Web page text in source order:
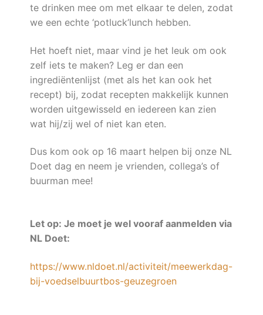
te drinken mee om met elkaar te delen, zodat
we een echte ‘potluck’lunch hebben.
Het hoeft niet, maar vind je het leuk om ook
zelf iets te maken? Leg er dan een
ingrediëntenlijst (met als het kan ook het
recept) bij, zodat recepten makkelijk kunnen
worden uitgewisseld en iedereen kan zien
wat hij/zij wel of niet kan eten.
Dus kom ook op 16 maart helpen bij onze NL
Doet dag en neem je vrienden, collega’s of
buurman mee!
Let op: Je moet je wel vooraf aanmelden via
NL Doet:
https://www.nldoet.nl/activiteit/meewerkdag-
bij-voedselbuurtbos-geuzegroen